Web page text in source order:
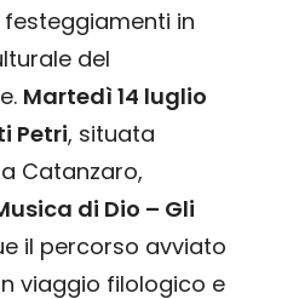
in
del
Martedì 14 luglio
Petri, situata
Catanzaro,
di Dio – Gli
il percorso avviato
viaggio filologico e